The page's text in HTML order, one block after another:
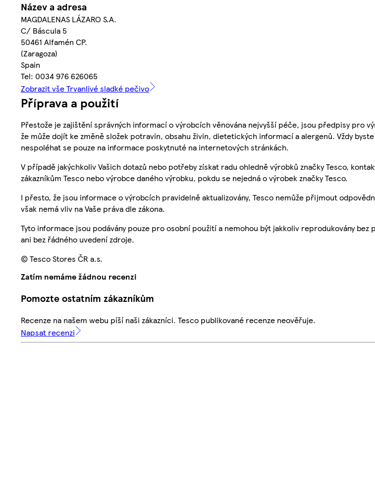
Název a adresa
MAGDALENAS LÁZARO S.A.
C/ Báscula 5
50461 Alfamén CP.
(Zaragoza)
Spain
Tel: 0034 976 626065
Zobrazit vše Trvanlivé sladké pečivo
Příprava a použití
Přestože je zajištění správných informací o výrobcích věnována nejvyšší péče, jsou předpisy pro
že může dojít ke změně složek potravin, obsahu živin, dietetických informací a alergenů. Vždy
nespoléhat se pouze na informace poskytnuté na internetových stránkách.
V případě jakýchkoliv Vašich dotazů nebo potřeby získat radu ohledně výrobků značky Tesco,
zákazníkům Tesco nebo výrobce daného výrobku, pokdu se nejedná o výrobek značky Tesco.
I přesto, že jsou informace o výrobcích pravidelně aktualizovány, Tesco nemůže přijmout
však nemá vliv na Vaše práva dle zákona.
Tyto informace jsou podávány pouze pro osobní použití a nemohou být jakkoliv reprodukovány
ani bez řádného uvedení zdroje.
© Tesco Stores ČR a.s.
Zatím nemáme žádnou recenzi
Pomozte ostatním zákazníkům
Recenze na našem webu píší naši zákazníci. Tesco publikované recenze neověřuje.
Napsat recenzi